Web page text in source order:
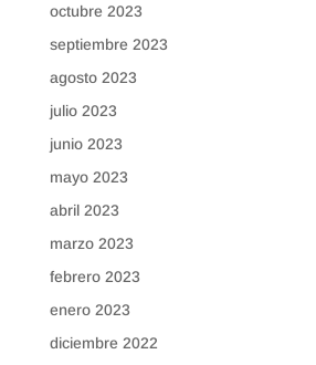
octubre 2023
septiembre 2023
agosto 2023
julio 2023
junio 2023
mayo 2023
abril 2023
marzo 2023
febrero 2023
enero 2023
diciembre 2022